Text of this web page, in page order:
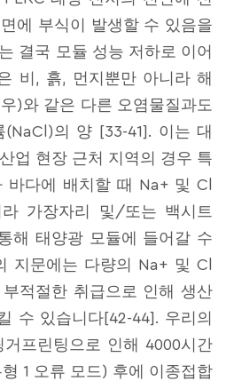
에 부식이 발생할 수 있음을
결국 모듈 성능 저하로 이어
비, 흙, 먼지뿐만 아니라 해
)와 같은 다른 오염물질과도
(NaCl)의 양 [33-41]. 이는 대
업 현장 근처 지역의 경우 특
바다에 배치할 때 Na+ 및 Cl
가장자리 및/또는 백시트
해 태양광 모듈에 들어갈 수
지문에는 다량의 Na+ 및 Cl
적절한 취급으로 인해 생산
수 있습니다[42-44]. 우리의
프린팅으로 인해 4000시간
1 오류 모드) 후에 이종접합